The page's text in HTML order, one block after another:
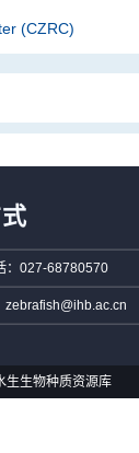
(CZRC)
：027-68780570
zebrafish@ihb.ac.cn
生生物种质资源库